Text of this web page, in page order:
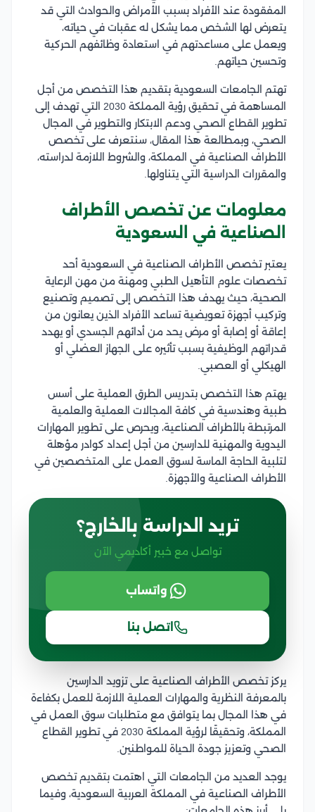
المفقودة عند الأفراد بسبب الأمراض والحوادث التي قد
يتعرض لها الشخص مما يشكل له عقبات في حياته،
ويعمل على مساعدتهم في استعادة وظائفهم الحركية
وتحسين حياتهم.
تهتم الجامعات السعودية بتقديم هذا التخصص من أجل
المساهمة في تحقيق رؤية المملكة 2030 التي تهدف إلى
تطوير القطاع الصحي ودعم الابتكار والتطوير في المجال
الصحي، وبمطالعة هذا المقال، سنتعرف على تخصص
الأطراف الصناعية في المملكة، والشروط اللازمة لدراسته،
والمقررات الدراسية التي يتناولها.
معلومات عن تخصص الأطراف
الصناعية في السعودية
يعتبر تخصص الأطراف الصناعية في السعودية أحد
تخصصات علوم التأهيل الطبي ومهنة من مهن الرعاية
الصحية، حيث يهدف هذا التخصص إلى تصميم وتصنيع
وتركيب أجهزة تعويضية تساعد الأفراد الذين يعانون من
إعاقة أو إصابة أو مرض يحد من أدائهم الجسدي أو يهدد
قدراتهم الوظيفية بسبب تأثيره على الجهاز العضلي أو
الهيكلي أو العصبي.
يهتم هذا التخصص بتدريس الطرق العملية على أسس
طبية وهندسية في كافة المجالات العملية والعلمية
المرتبطة بالأطراف الصناعية، ويحرص على تطوير المهارات
اليدوية والمهنية للدارسين من أجل إعداد كوادر مؤهلة
لتلبية الحاجة الماسة لسوق العمل على المتخصصين في
الأطراف الصناعية والأجهزة.
تريد الدراسة بالخارج؟
تواصل مع خبير أكاديمي الآن
واتساب
اتصل بنا
يركز تخصص الأطراف الصناعية على تزويد الدارسين
بالمعرفة النظرية والمهارات العملية اللازمة للعمل بكفاءة
في هذا المجال بما يتوافق مع متطلبات سوق العمل في
المملكة، وتحقيقًا لرؤية المملكة 2030 في تطوير القطاع
الصحي وتعزيز جودة الحياة للمواطنين.
يوجد العديد من الجامعات التي اهتمت بتقديم تخصص
الأطراف الصناعية في المملكة العربية السعودية، وفيما